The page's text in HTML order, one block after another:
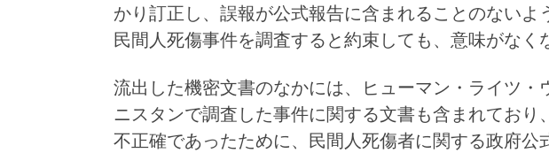
かり訂正し、誤報が公式報告に含まれることのないよ
民間人死傷事件を調査すると約束しても、意味がなく
流出した機密文書のなかには、ヒューマン・ライツ・
ニスタンで調査した事件に関する文書も含まれており
不正確であったために、民間人死傷者に関する政府公